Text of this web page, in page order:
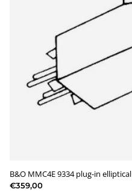
B&O MMC4E 9334 plug-in
€359,00